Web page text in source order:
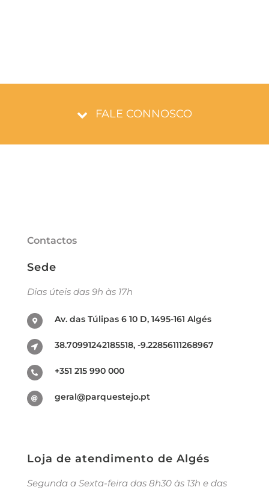
FALE CONNOSCO
Contactos
Sede
Dias úteis das 9h às 17h
Av. das Túlipas 6 10 D, 1495-161 Algés
38.70991242185518, -9.22856111268967
+351 215 990 000
geral@parquestejo.pt
Loja de atendimento de Algés
Segunda a Sexta-feira das 8h30 às 13h e das